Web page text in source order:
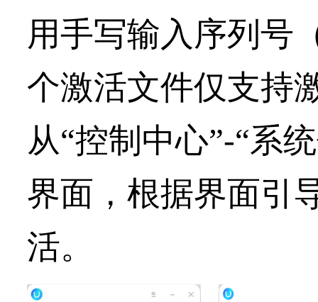
用手写输入序列号
个激活文件仅支持
从“控制中心”-“系
界面，根据界面引
活。